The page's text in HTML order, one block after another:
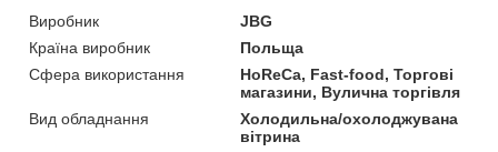
Виробник
JBG
Країна виробник
Польща
Сфера використання
HoReCa, Fast-food, Торгові
магазини, Вулична торгівля
Вид обладнання
Холодильна/охолоджувана
вітрина